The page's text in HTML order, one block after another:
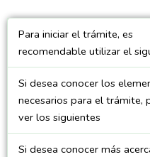
Para iniciar el trámite, es
recomendable utilizar el
Si desea conocer los
necesarios para el trámite,
ver los siguientes
Si desea conocer más